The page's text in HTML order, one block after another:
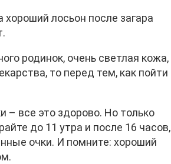
лосьон после загара
родинок, очень светлая кожа,
то перед тем, как пойти
все это здорово. Но только
до 11 утра и после 16 часов,
очки. И помните: хороший